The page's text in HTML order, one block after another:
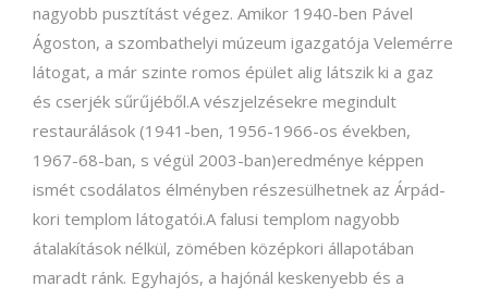
nagyobb pusztítást végez. Amikor 1940-ben Pável
Ágoston, a szombathelyi múzeum igazgatója Velemérre
látogat, a már szinte romos épület alig látszik ki a gaz
és cserjék sűrűjéből.A vészjelzésekre megindult
restaurálások (1941-ben, 1956-1966-os években,
1967-68-ban, s végül 2003-ban)eredménye képpen
ismét csodálatos élményben részesülhetnek az Árpád-
kori templom látogatói.A falusi templom nagyobb
átalakítások nélkül, zömében középkori állapotában
maradt ránk. Egyhajós, a hajónál keskenyebb és a